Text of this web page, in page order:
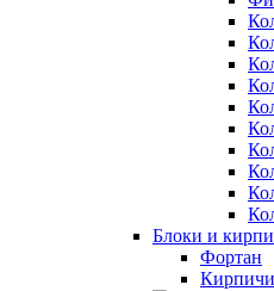
Блоки и
Фортан
Кирпичи